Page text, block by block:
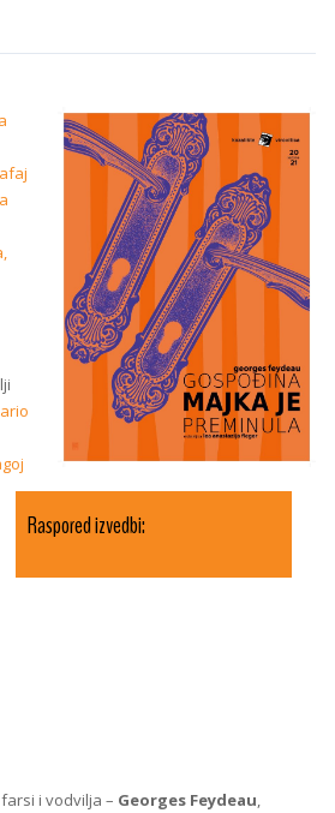
Raspored izvedbi:
i vodvilja – Georges Feydeau,